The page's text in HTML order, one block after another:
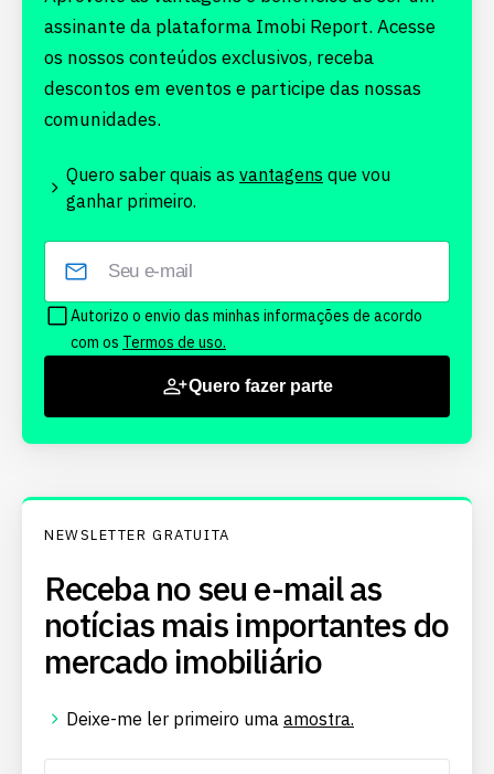
assinante da plataforma Imobi Report. Acesse
os nossos conteúdos exclusivos, receba
descontos em eventos e participe das nossas
comunidades.
Quero saber quais as vantagens que vou
ganhar primeiro.
Autorizo o envio das minhas informações de acordo
com os Termos de uso.
Quero fazer parte
NEWSLETTER GRATUITA
Receba no seu e-mail as
notícias mais importantes do
mercado imobiliário
Deixe-me ler primeiro uma amostra.